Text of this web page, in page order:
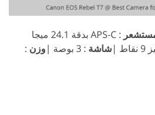
: APS-C بدقة 24.1 ميجا
| شاشة : 3 بوصة | وزن :